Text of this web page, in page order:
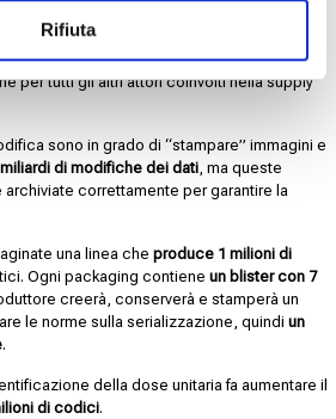
Rifiuta
gli errori,la quantità di dati da generare,
rappresentare una sfidanon solo per le
per tutti gli altri attori coinvolti nella supply
sono in grado di “stampare” immagini e
di modifiche dei dati, ma queste
correttamente per garantire la
una linea cheproduce 1 milioni di
Ogni packaging contieneun blister con 7
creerà, conserverà e stamperà un
le norme sulla serializzazione, quindiun
.
della dose unitaria fa aumentare il
di codici.